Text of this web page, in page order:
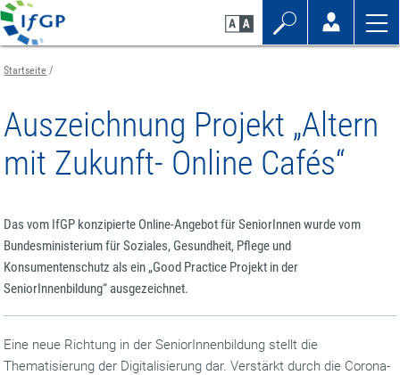
Zum
Seiteninhalt
springen
Zur
Navigation
springen
Zur
Mobilen
Navigation
springen
Startseite
Auszeichnung Projekt „Altern
mit Zukunft- Online Cafés“
Das vom IfGP konzipierte Online-Angebot für SeniorInnen wurde vom
Bundesministerium für Soziales, Gesundheit, Pflege und
Konsumentenschutz als ein „Good Practice Projekt in der
SeniorInnenbildung“ ausgezeichnet.
Eine neue Richtung in der SeniorInnenbildung stellt die
Thematisierung der Digitalisierung dar. Verstärkt durch die Corona-